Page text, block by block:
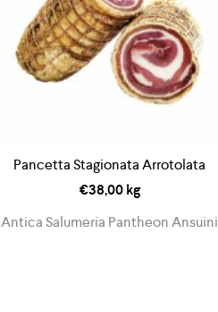
Pancetta Stagionata Arrotolata
€38,00kg
Antica Salumeria Pantheon Ansuini